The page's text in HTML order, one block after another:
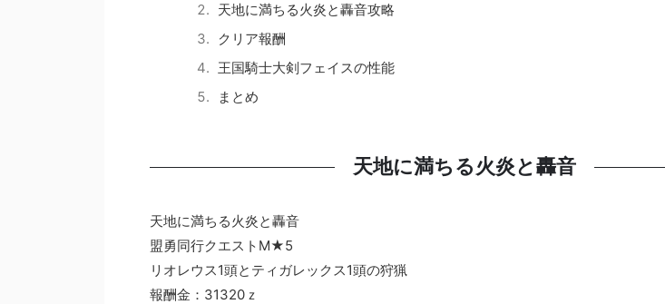
天地に満ちる火炎と轟音攻略
クリア報酬
王国騎士大剣フェイスの性能
まとめ
天地に満ちる火炎と轟音
天地に満ちる火炎と轟音
盟勇同行クエストM★5
リオレウス1頭とティガレックス1頭の狩猟
報酬金：31320ｚ